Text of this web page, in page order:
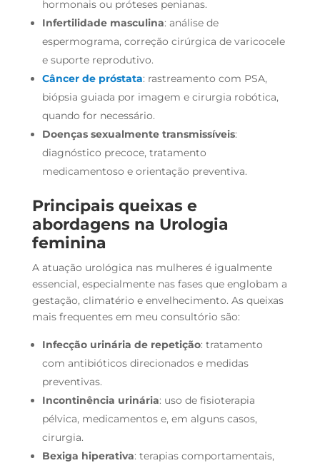
hormonais ou próteses penianas.
Infertilidade masculina: análise de
espermograma, correção cirúrgica de varicocele
e suporte reprodutivo.
Câncer de próstata: rastreamento com PSA,
biópsia guiada por imagem e cirurgia robótica,
quando for necessário.
Doenças sexualmente transmissíveis:
diagnóstico precoce, tratamento
medicamentoso e orientação preventiva.
Principais queixas e
abordagens na Urologia
feminina
A atuação urológica nas mulheres é igualmente
essencial, especialmente nas fases que englobam a
gestação, climatério e envelhecimento. As queixas
mais frequentes em meu consultório são:
Infecção urinária de repetição: tratamento
com antibióticos direcionados e medidas
preventivas.
Incontinência urinária: uso de fisioterapia
pélvica, medicamentos e, em alguns casos,
cirurgia.
Bexiga hiperativa: terapias comportamentais,